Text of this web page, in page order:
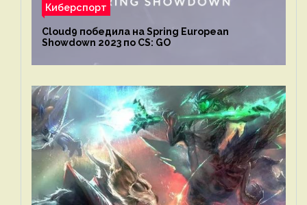
Киберспорт
Cloud9 победила на Spring European
Showdown 2023 по CS: GO